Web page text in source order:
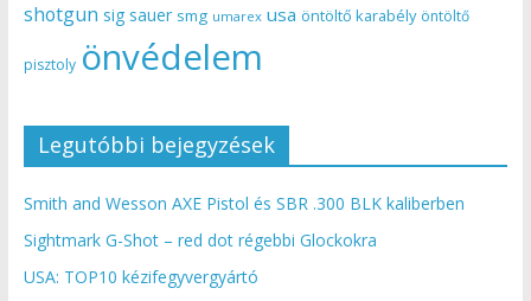
shotgun sig sauer smg umarex usa öntöltő karabély öntöltő
pisztoly önvédelem
Legutóbbi bejegyzések
Smith and Wesson AXE Pistol és SBR .300 BLK kaliberben
Sightmark G-Shot – red dot régebbi Glockokra
USA: TOP10 kézifegyvergyártó